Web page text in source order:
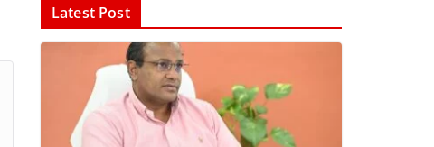
Latest Post